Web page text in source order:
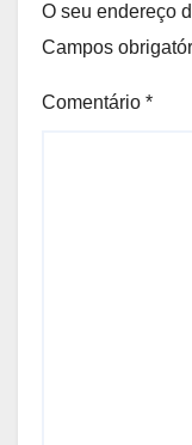
O seu endereço
Campos
Comentário *